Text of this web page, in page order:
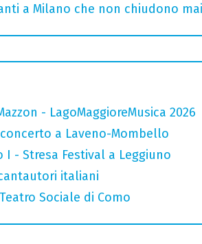
a Milano che non chiudono
- LagoMaggioreMusica 2026
a Laveno-Mombello
- Stresa Festival a Leggiuno
italiani
Sociale di Como